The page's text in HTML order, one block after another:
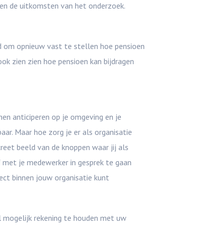
de uitkomsten van het onderzoek.
om opnieuw vast te stellen hoe pensioen
zien zien hoe pensioen kan bijdragen
anticiperen op je omgeving en je
Maar hoe zorg je er als organisatie
beeld van de knoppen waar jij als
je medewerker in gesprek te gaan
binnen jouw organisatie kunt
rekening te houden met uw